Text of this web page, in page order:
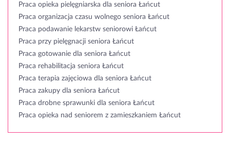
Praca opieka pielęgniarska dla seniora Łańcut
Praca organizacja czasu wolnego seniora Łańcut
Praca podawanie lekarstw seniorowi Łańcut
Praca przy pielęgnacji seniora Łańcut
Praca gotowanie dla seniora Łańcut
Praca rehabilitacja seniora Łańcut
Praca terapia zajęciowa dla seniora Łańcut
Praca zakupy dla seniora Łańcut
Praca drobne sprawunki dla seniora Łańcut
Praca opieka nad seniorem z zamieszkaniem Łańcut